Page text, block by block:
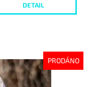
DETAIL
PRODÁNO